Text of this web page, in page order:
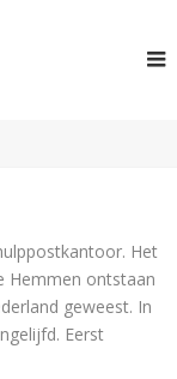
Het
Hemmen ontstaan
geweest. In
Eerst